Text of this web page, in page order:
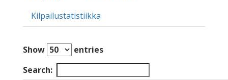
Kilpailustatistiikka
Show
entries
Search: